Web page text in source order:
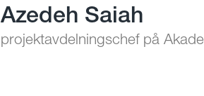
Azedeh Saiah
projektavdelningschef på